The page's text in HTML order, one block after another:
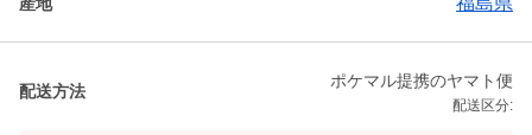
配送方法
ポケマル提携のヤマト便
配送区分: